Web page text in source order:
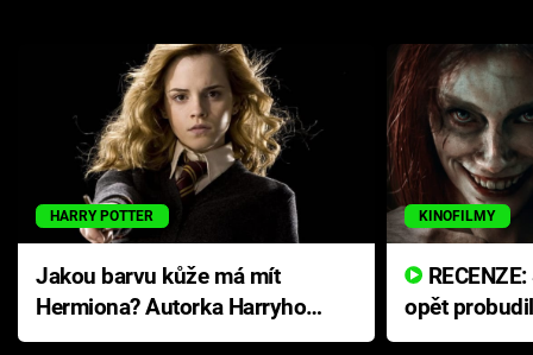
HARRY POTTER
Jakou barvu kůže má mít
Hermiona? Autorka Harryho
Pottera přišla s ráznou
KINOFILMY
opět
přichází s